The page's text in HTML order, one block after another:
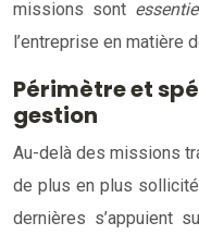
missions sont
l’entreprise en matière
Périmètre et
gestion
Au-delà des missions
de plus en plus
dernières s’appuient